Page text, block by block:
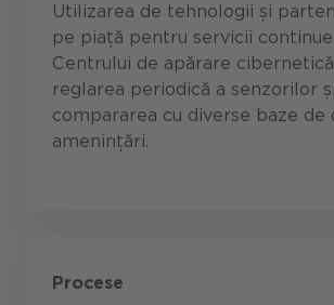
Utilizarea de tehnologii și
pe piață pentru servicii
Centrului de apărare
reglarea periodică a senzorilor și
compararea cu diverse baze de
amenințări.
Procese